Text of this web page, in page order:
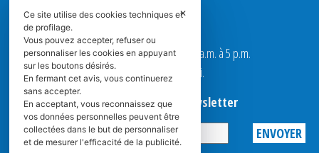
CARRIÈRE
Nos bureaux sont ouverts de 9 a.m. à 5 p.m.
du Lundi au Vendredi.
Abonnez-vous à la Newsletter
✕
Ce site utilise des cookies techniques et
de profilage.
Vous pouvez accepter, refuser ou
personnaliser les cookies en appuyant
sur les boutons désirés.
En fermant cet avis, vous continuerez
sans accepter.
En acceptant, vous reconnaissez que
vos données personnelles peuvent être
collectées dans le but de personnaliser
et de mesurer l'efficacité de la publicité.